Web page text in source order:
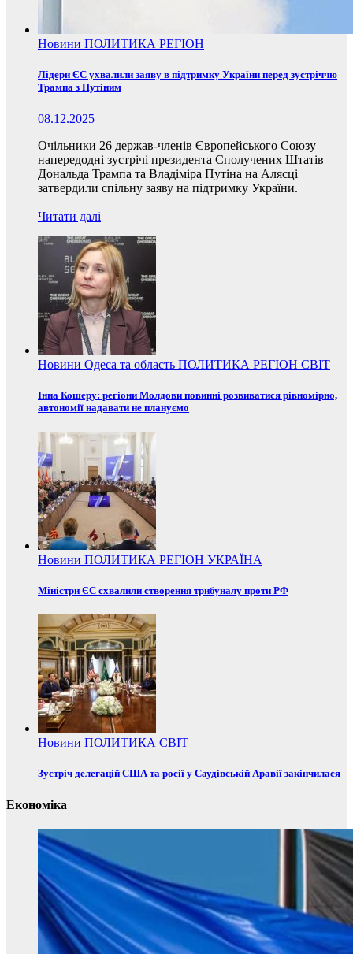
Новини ПОЛИТИКА РЕГІОН
Лідери ЄС ухвалили заяву в підтримку України перед зустріччю
Трампа з Путіним
08.12.2025
Очільники 26 держав-членів Європейського Союзу
напередодні зустрічі президента Сполучених Штатів
Дональда Трампа та Владіміра Путіна на Алясці
затвердили спільну заяву на підтримку України.
Читати далі
Новини Одеса та область ПОЛИТИКА РЕГІОН СВІТ
Інна Кошеру: регіони Молдови повинні розвиватися рівномірно,
автономії надавати не плануємо
Новини ПОЛИТИКА РЕГІОН УКРАЇНА
Міністри ЄС схвалили створення трибуналу проти РФ
Новини ПОЛИТИКА СВІТ
Зустріч делегацій США та росії у Саудівській Аравії закінчилася
Економіка